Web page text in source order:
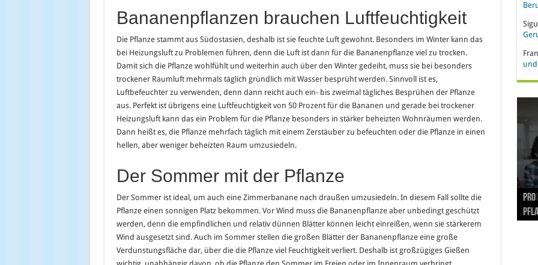
Bananenpflanzen brauchen Luftfeuchtigkeit
Die Pflanze stammt aus Südostasien, deshalb ist sie feuchte Luft gewohnt. Besonders im Winter kann das
bei Heizungsluft zu Problemen führen, denn die Luft ist dann für die Bananenpflanze viel zu trocken.
Damit sich die Pflanze wohlfühlt und weiterhin auch über den Winter gedeiht, muss sie bei besonders
trockener Raumluft mehrmals täglich gründlich mit Wasser besprüht werden. Sinnvoll ist es,
Luftbefeuchter zu verwenden, denn dann reicht auch ein- bis zweimal tägliches Besprühen der Pflanze
aus. Perfekt ist übrigens eine Luftfeuchtigkeit von 50 Prozent für die Bananen und gerade bei trockener
Heizungsluft kann das ein Problem für die Pflanze besonders in stärker beheizten Wohnräumen werden.
Dann heißt es, die Pflanze mehrfach täglich mit einem Zerstäuber zu befeuchten oder die Pflanze in einen
hellen, aber weniger beheizten Raum umzusiedeln.
Der Sommer mit der Pflanze
Der Sommer ist ideal, um auch eine Zimmerbanane nach draußen umzusiedeln. In diesem Fall sollte die
Pflanze einen sonnigen Platz bekommen. Vor Wind muss die Bananenpflanze aber unbedingt geschützt
werden, denn die empfindlichen und relativ dünnen Blätter können leicht einreißen, wenn sie stärkerem
Wind ausgesetzt sind. Auch im Sommer stellen die großen Blätter der Bananenpflanze eine große
Verdunstungsfläche dar, über die die Pflanze viel Feuchtigkeit verliert. Deshalb ist großzügiges Gießen
und
Pro